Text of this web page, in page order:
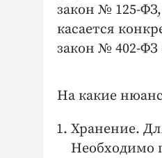
закон № 125-
касается
закон № 402-ФЗ
На какие
Хранение.
Необходимо